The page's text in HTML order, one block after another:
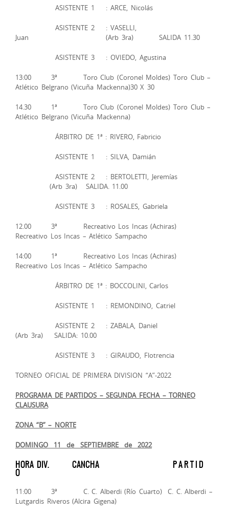
ASISTENTE 1 : ARCE, Nicolás
ASISTENTE 2 : VASELLI,
Juan (Arb 3ra) SALIDA 11.30
ASISTENTE 3 : OVIEDO, Agustina
13:00 3ª Toro Club (Coronel Moldes) Toro Club –
Atlético Belgrano (Vicuña Mackenna)30 X 30
14.30 1ª Toro Club (Coronel Moldes) Toro Club –
Atlético Belgrano (Vicuña Mackenna)
ÁRBITRO DE 1ª : RIVERO, Fabricio
ASISTENTE 1 : SILVA, Damián
ASISTENTE 2 : BERTOLETTI, Jeremías
(Arb 3ra) SALIDA. 11.00
ASISTENTE 3 : ROSALES, Gabriela
12.00 3ª Recreativo Los Incas (Achiras)
Recreativo Los Incas – Atlético Sampacho
14:00 1ª Recreativo Los Incas (Achiras)
Recreativo Los Incas – Atlético Sampacho
ÁRBITRO DE 1ª : BOCCOLINI, Carlos
ASISTENTE 1 : REMONDINO, Catriel
ASISTENTE 2 : ZABALA, Daniel
(Arb 3ra) SALIDA: 10.00
ASISTENTE 3 : GIRAUDO, Flotrencia
TORNEO OFICIAL DE PRIMERA DIVISION “A”-2022
PROGRAMA DE PARTIDOS – SEGUNDA FECHA – TORNEO
CLAUSURA
ZONA “B” – NORTE
DOMINGO 11 de SEPTIEMBRE de 2022
HORA DIV. CANCHA P A R T I D
O
11:00 3ª C. C. Alberdi (Río Cuarto) C. C. Alberdi –
Lutgardis Riveros (Alcira Gigena)